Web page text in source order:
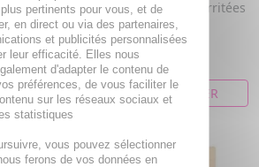
de 8
taches
Mains très abimées et irritées
4,07€
AJOUTER AU PANIER
pertinents pour vous, et de
en direct ou via des partenaires,
et publicités personnalisées
leur efficacité. Elles nous
d'adapter le contenu de
préférences, de vous faciliter le
sur les réseaux sociaux et
statistiques
vous pouvez sélectionner
ferons de vos données en